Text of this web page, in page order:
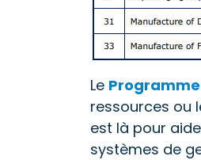
Le
ressources ou
est là pour
systèmes de